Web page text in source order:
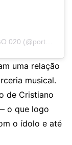
Uma publicação compartilhada por Portal GO 020 (@portalgo020)
uma relação
musical.
de Cristiano
o que logo
o ídolo e até